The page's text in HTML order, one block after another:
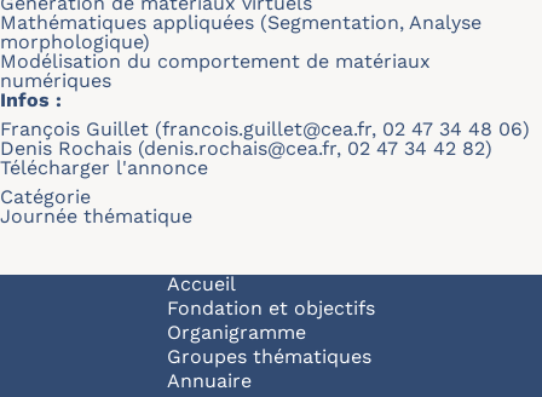
Mathématiques appliquées (Segmentation, Analyse
morphologique)
Modélisation du comportement de matériaux
numériques
Infos :
François Guillet (francois.guillet@cea.fr, 02 47 34 48 06)
Denis Rochais (denis.rochais@cea.fr, 02 47 34 42 82)
Télécharger l'annonce
Catégorie
Journée thématique
Navigation principale
Accueil
Fondation et objectifs
Organigramme
Groupes thématiques
Annuaire